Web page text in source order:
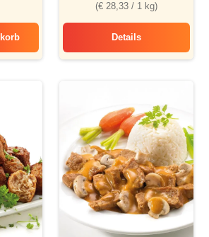
(€ 28,33 / 1 kg)
Details
Entenbrust in